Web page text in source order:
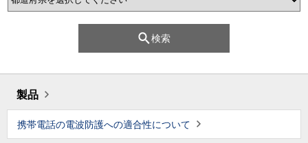
検索
製品
携帯電話の電波防護への適合性について